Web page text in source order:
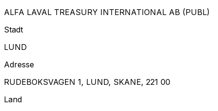
ALFA LAVAL TREASURY INTERNATIONAL AB (PUBL)
Stadt
LUND
Adresse
RUDEBOKSVAGEN 1, LUND, SKANE, 221 00
Land